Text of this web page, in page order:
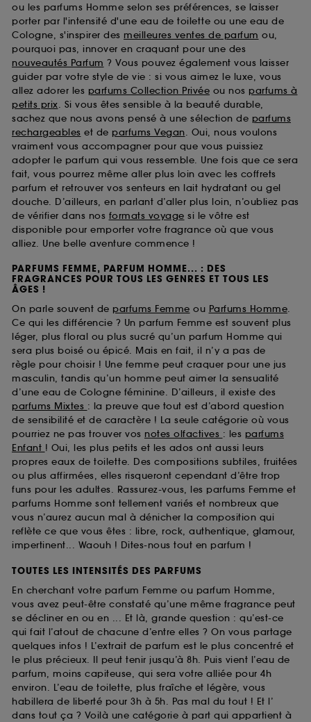
ou les parfums Homme selon ses préférences, se laisser
porter par l'intensité d'une eau de toilette ou une eau de
Cologne, s'inspirer des meilleures ventes de parfum ou,
pourquoi pas, innover en craquant pour une des
nouveautés Parfum ? Vous pouvez également vous laisser
guider par votre style de vie : si vous aimez le luxe, vous
allez adorer les parfums Collection Privée ou nos parfums à
petits prix. Si vous êtes sensible à la beauté durable,
sachez que nous avons pensé à une sélection de parfums
rechargeables et de parfums Vegan. Oui, nous voulons
vraiment vous accompagner pour que vous puissiez
adopter le parfum qui vous ressemble. Une fois que ce sera
fait, vous pourrez même aller plus loin avec les coffrets
parfum et retrouver vos senteurs en lait hydratant ou gel
douche. D’ailleurs, en parlant d’aller plus loin, n’oubliez pas
de vérifier dans nos formats voyage si le vôtre est
disponible pour emporter votre fragrance où que vous
alliez. Une belle aventure commence !
PARFUMS FEMME, PARFUM HOMME... : DES
FRAGRANCES POUR TOUS LES GENRES ET TOUS LES
ÂGES !
On parle souvent de parfums Femme ou Parfums Homme.
Ce qui les différencie ? Un parfum Femme est souvent plus
léger, plus floral ou plus sucré qu’un parfum Homme qui
sera plus boisé ou épicé. Mais en fait, il n’y a pas de
règle pour choisir ! Une femme peut craquer pour une jus
masculin, tandis qu’un homme peut aimer la sensualité
d’une eau de Cologne féminine. D’ailleurs, il existe des
parfums Mixtes : la preuve que tout est d’abord question
de sensibilité et de caractère ! La seule catégorie où vous
pourriez ne pas trouver vos notes olfactives : les parfums
Enfant ! Oui, les plus petits et les ados ont aussi leurs
propres eaux de toilette. Des compositions subtiles, fruitées
ou plus affirmées, elles risqueront cependant d’être trop
funs pour les adultes. Rassurez-vous, les parfums Femme et
parfums Homme sont tellement variés et nombreux que
vous n’aurez aucun mal à dénicher la composition qui
reflète ce que vous êtes : libre, rock, authentique, glamour,
impertinent... Waouh ! Dites-nous tout en parfum !
TOUTES LES INTENSITÉS DES PARFUMS
En cherchant votre parfum Femme ou parfum Homme,
vous avez peut-être constaté qu’une même fragrance peut
se décliner en ou en ... Et là, grande question : qu’est-ce
qui fait l’atout de chacune d’entre elles ? On vous partage
quelques infos ! L’extrait de parfum est le plus concentré et
le plus précieux. Il peut tenir jusqu’à 8h. Puis vient l’eau de
parfum, moins capiteuse, qui sera votre alliée pour 4h
environ. L’eau de toilette, plus fraîche et légère, vous
habillera de liberté pour 3h à 5h. Pas mal du tout ! Et l’
dans tout ça ? Voilà une catégorie à part qui appartient à